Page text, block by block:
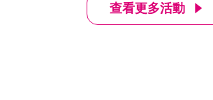
查看更多活動